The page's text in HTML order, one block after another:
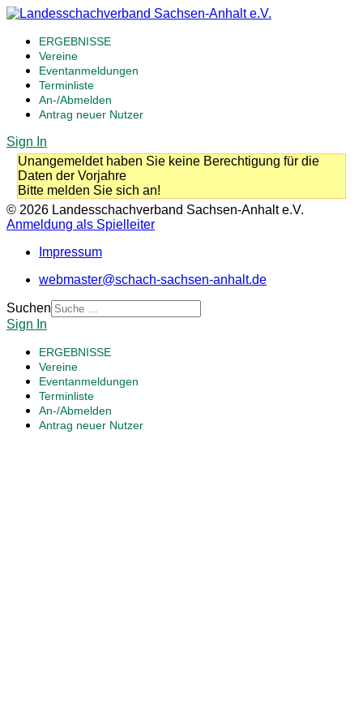
ERGEBNISSE
Vereine
Eventanmeldungen
Terminliste
An-/Abmelden
Antrag neuer Nutzer
Sign In
Unangemeldet haben Sie keine Berechtigung für die
Daten der Vorjahre
Bitte melden Sie sich an!
© 2026 Landesschachverband Sachsen-Anhalt e.V.
Anmeldung als Spielleiter
Impressum
webmaster@schach-sachsen-anhalt.de
Suchen
Sign In
ERGEBNISSE
Vereine
Eventanmeldungen
Terminliste
An-/Abmelden
Antrag neuer Nutzer